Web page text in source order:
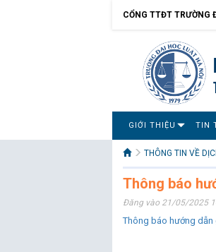
CỔNG TTĐT TRƯỜNG
GIỚI THIỆU TIN
THÔNG TIN VỀ
Thông báo
Đăng vào 21/05/2025
Thông báo hướng dẫn